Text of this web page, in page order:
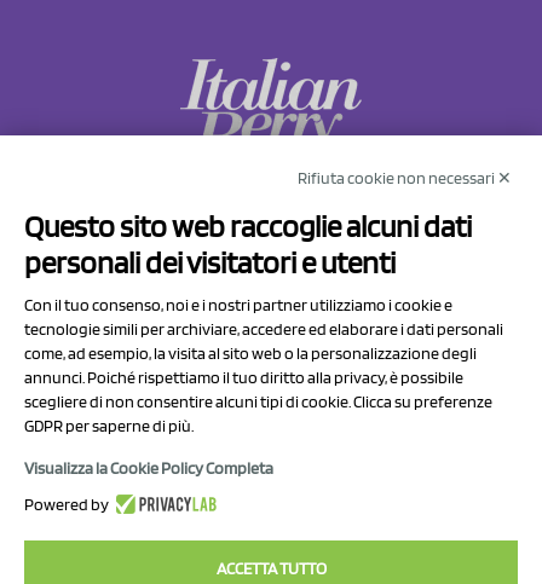
Via Prov.le Sassuolo Vignola 315/1
41057 Spilamberto (MO)
P.I/C.F. 01041460369
REA: MO 208553
Capitale sociale Euro 50.000,00 i.v.
Rifiuta cookie non necessari ✕
Questo sito web raccoglie alcuni dati
personali dei visitatori e utenti
Con il tuo consenso, noi e i nostri partner utilizziamo i cookie e
tecnologie simili per archiviare, accedere ed elaborare i dati personali
come, ad esempio, la visita al sito web o la personalizzazione degli
annunci. Poiché rispettiamo il tuo diritto alla privacy, è possibile
scegliere di non consentire alcuni tipi di cookie. Clicca su preferenze
GDPR per saperne di più.
Visualizza la Cookie Policy Completa
Powered by
ACCETTA TUTTO